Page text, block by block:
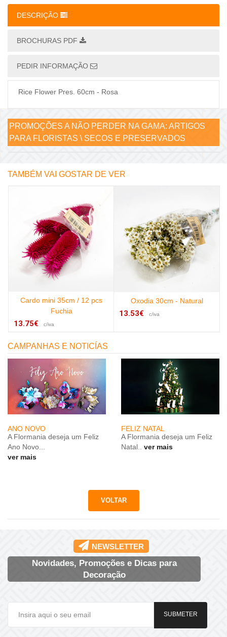
DESCRIÇÃO
BROCHURAS PDF
PEDIR INFORMAÇÃO
Rice Flower Pres. 60cm - Rosa
PROMOÇÕES A NÃO PERDER NA GAMA: ARTIGOS
PARA FLORISTAS \ SECOS E PRESERVADOS
TAMBÉM VAI GOSTAR DE VER
Cardo mini 35cm / 12 pcs
Fuchia
13.75€ c/iva
Oxodia 30cm - Natural
13.53€ c/iva
CAMPANHAS E NOTICÍAS
ANO NOVO
A Flormania deseja um Feliz
Ano Novo...
ver mais
FELIZ NATAL
A Flormania deseja um Feliz
Natal..
ver mais
NEWSLETTER
Novidades, Promoções e Dicas para
Decoração
SUBMETER